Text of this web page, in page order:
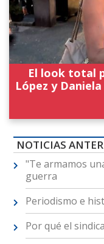
El look total
López y
NOTICIAS
"Te armamos
guerra
Periodismo e
Por qué el